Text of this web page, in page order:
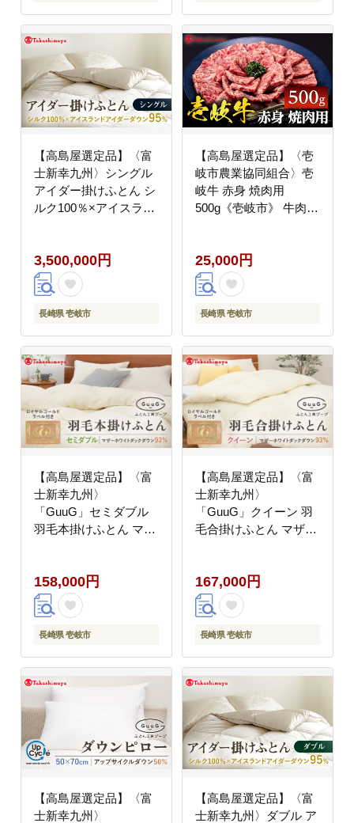
【高島屋選定品】〈富
士新幸九州〉シングル
アイダー掛けふとん シ
ルク100％×アイスラン
羽毛布団 アイダー
[JFJ012] 350万
3500000 3500000円
350万円
3,500,000円
長崎県 壱岐市
【高島屋選定品】〈壱
岐市農業協同組合〉壱
岐牛 赤身 焼肉用
500g《壱岐市》 牛肉
25,000円
長崎県 壱岐市
【高島屋選定品】〈富
士新幸九州〉
「GuuG」セミダブル
羽毛本掛けふとん マザ
羽毛布団 本掛け
[JFJ035] 200000
200000円 20万円
158,000円
長崎県 壱岐市
【高島屋選定品】〈富
士新幸九州〉
「GuuG」クイーン 羽
毛合掛けふとん マザー
布団 羽毛布団 合掛け
[JFJ041] 200000
200000円 20万円
167,000円
長崎県 壱岐市
【高島屋選定品】〈富
士新幸九州〉
【高島屋選定品】〈富
士新幸九州〉ダブル ア